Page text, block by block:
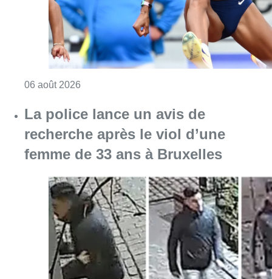
06 août 2026
La police lance un avis de
recherche après le viol d’une
femme de 33 ans à Bruxelles